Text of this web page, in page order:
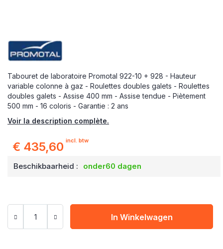
Tabouret de laboratoire Promotal 922-10 + 928 - Hauteur
variable colonne à gaz - Roulettes doubles galets - Roulettes
doubles galets - Assise 400 mm - Assise tendue - Piètement
500 mm - 16 coloris - Garantie : 2 ans
Voir la description complète.
€ 435,60 incl. btw
Beschikbaarheid : onder60 dagen
In Winkelwagen